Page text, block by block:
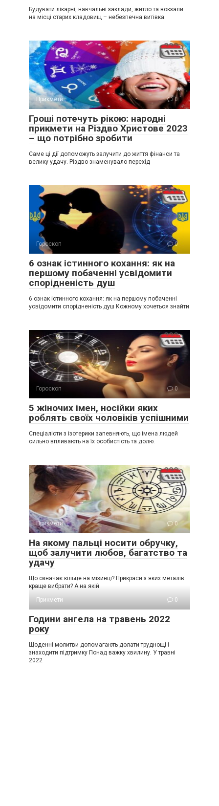
Будувати лікарні, навчальні заклади, житло та вокзали
на місці старих кладовищ – небезпечна витівка.
Прикмети 0
Гроші потечуть рікою: народні
прикмети на Різдво Христове 2023
– що потрібно зробити
Саме ці дії допоможуть залучити до життя фінанси та
велику удачу. Різдво знаменувало перехід
Гороскоп 0
6 ознак істинного кохання: як на
першому побаченні усвідомити
спорідненість душ
6 ознак істинного кохання: як на першому побаченні
усвідомити спорідненість душ Кожному хочеться знайти
Гороскоп 0
5 жіночих імен, носійки яких
роблять своїх чоловіків успішними
Спеціалісти з ізотерики запевняють, що імена людей
сильно впливають на їх особистість та долю.
Прикмети 0
На якому пальці носити обручку,
щоб залучити любов, багатство та
удачу
Що означає кільце на мізинці? Прикраси з яких металів
краще вибрати? А на якій
Прикмети
0
Години ангела на травень 2022
року
Щоденні молитви допомагають долати труднощі і
знаходити підтримку Понад важку хвилину. У травні
2022